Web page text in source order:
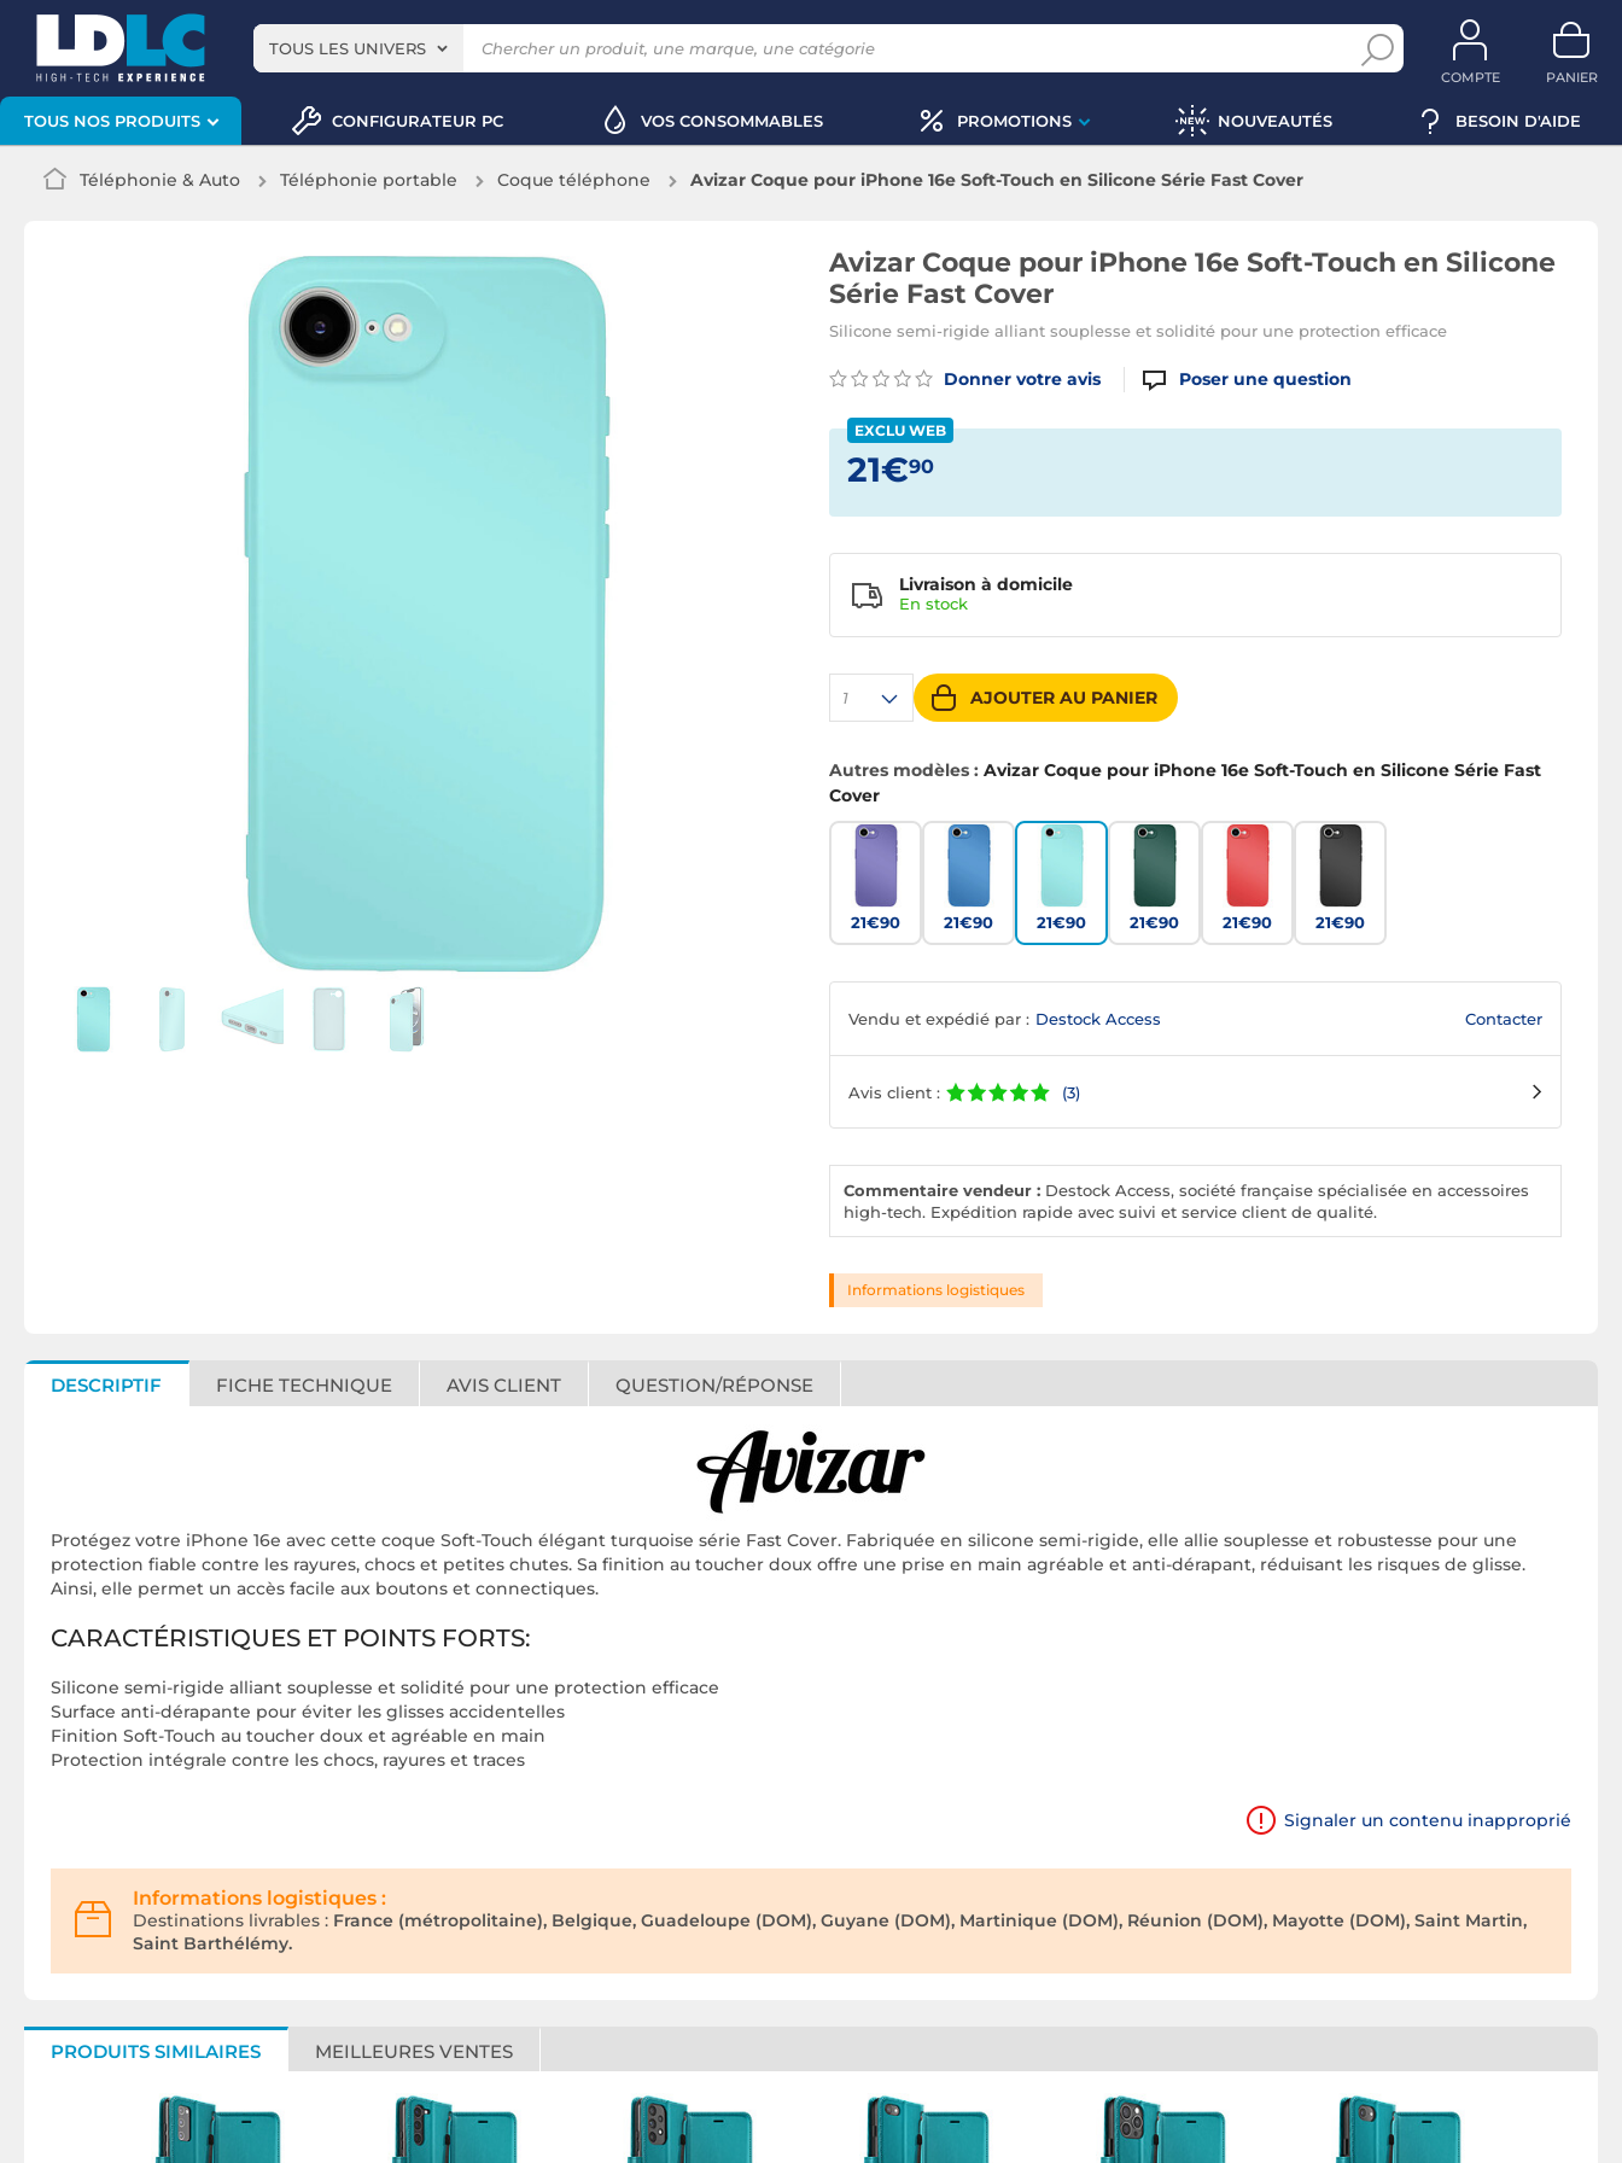
TOUS LES UNIVERS
COMPTE PANIER
TOUS NOS PRODUITS CONFIGURATEUR PC VOS CONSOMMABLES PROMOTIONS NOUVEAUTÉS BESOIN D'AIDE
Téléphonie & Auto Téléphonie portable Coque téléphone Avizar Coque pour iPhone 16e Soft-Touch en Silicone Série Fast Cover
Avizar Coque pour iPhone 16e Soft-Touch en Silicone
Série Fast Cover
Silicone semi-rigide alliant souplesse et solidité pour une protection efficace
Donner votre avis Poser une question
EXCLU WEB
21€90
1 AJOUTER AU PANIER
Livraison à domicile
En stock
Autres modèles : Avizar Coque pour iPhone 16e Soft-Touch en Silicone Série Fast
Cover
21€90 21€90 21€90 21€90 21€90 21€90
Vendu et expédié par : Destock Access Contacter
Avis client : (3)
Commentaire vendeur : Destock Access, société française spécialisée en accessoires
high-tech. Expédition rapide avec suivi et service client de qualité.
Informations logistiques
DESCRIPTIF FICHE TECHNIQUE AVIS CLIENT QUESTION/RÉPONSE
Protégez votre iPhone 16e avec cette coque Soft-Touch élégant turquoise série Fast Cover. Fabriquée en silicone semi-rigide, elle allie souplesse et robustesse pour une
protection fiable contre les rayures, chocs et petites chutes. Sa finition au toucher doux offre une prise en main agréable et anti-dérapant, réduisant les risques de glisse.
Ainsi, elle permet un accès facile aux boutons et connectiques.
CARACTÉRISTIQUES ET POINTS FORTS:
Silicone semi-rigide alliant souplesse et solidité pour une protection efficace
Surface anti-dérapante pour éviter les glisses accidentelles
Finition Soft-Touch au toucher doux et agréable en main
Protection intégrale contre les chocs, rayures et traces
Signaler un contenu inapproprié
Informations logistiques :
Destinations livrables : France (métropolitaine), Belgique, Guadeloupe (DOM), Guyane (DOM), Martinique (DOM), Réunion (DOM), Mayotte (DOM), Saint Martin,
Saint Barthélémy.
PRODUITS SIMILAIRES MEILLEURES VENTES